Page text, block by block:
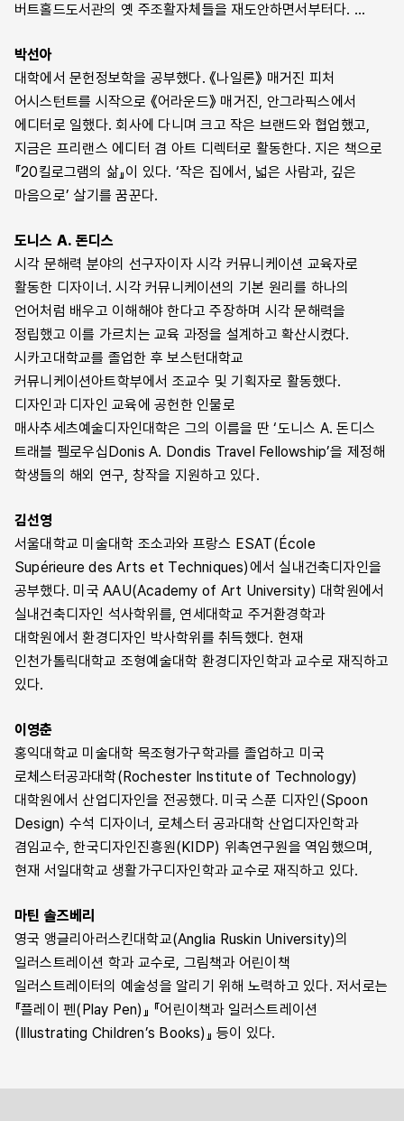
버트홀드도서관의 옛 주조활자체들을 재도안하면서부터다. …
박선아
대학에서 문헌정보학을 공부했다. 《나일론》 매거진 피처
어시스턴트를 시작으로 《어라운드》 매거진, 안그라픽스에서
에디터로 일했다. 회사에 다니며 크고 작은 브랜드와 협업했고,
지금은 프리랜스 에디터 겸 아트 디렉터로 활동한다. 지은 책으로
『20킬로그램의 삶』이 있다. ‘작은 집에서, 넓은 사람과, 깊은
마음으로’ 살기를 꿈꾼다.
도니스 A. 돈디스
시각 문해력 분야의 선구자이자 시각 커뮤니케이션 교육자로
활동한 디자이너. 시각 커뮤니케이션의 기본 원리를 하나의
언어처럼 배우고 이해해야 한다고 주장하며 시각 문해력을
정립했고 이를 가르치는 교육 과정을 설계하고 확산시켰다.
시카고대학교를 졸업한 후 보스턴대학교
커뮤니케이션아트학부에서 조교수 및 기획자로 활동했다.
디자인과 디자인 교육에 공헌한 인물로
매사추세츠예술디자인대학은 그의 이름을 딴 ‘도니스 A. 돈디스
트래블 펠로우십Donis A. Dondis Travel Fellowship’을 제정해
학생들의 해외 연구, 창작을 지원하고 있다.
김선영
서울대학교 미술대학 조소과와 프랑스 ESAT(École
Supérieure des Arts et Techniques)에서 실내건축디자인을
공부했다. 미국 AAU(Academy of Art University) 대학원에서
실내건축디자인 석사학위를, 연세대학교 주거환경학과
대학원에서 환경디자인 박사학위를 취득했다. 현재
인천가톨릭대학교 조형예술대학 환경디자인학과 교수로 재직하고
있다.
이영춘
홍익대학교 미술대학 목조형가구학과를 졸업하고 미국
로체스터공과대학(Rochester Institute of Technology)
대학원에서 산업디자인을 전공했다. 미국 스푼 디자인(Spoon
Design) 수석 디자이너, 로체스터 공과대학 산업디자인학과
겸임교수, 한국디자인진흥원(KIDP) 위촉연구원을 역임했으며,
현재 서일대학교 생활가구디자인학과 교수로 재직하고 있다.
마틴 솔즈베리
영국 앵글리아러스킨대학교(Anglia Ruskin University)의
일러스트레이션 학과 교수로, 그림책과 어린이책
일러스트레이터의 예술성을 알리기 위해 노력하고 있다. 저서로는
『플레이 펜(Play Pen)』 『어린이책과 일러스트레이션
(Illustrating Children’s Books)』 등이 있다.